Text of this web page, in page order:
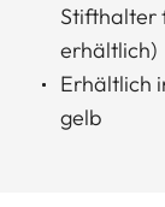
Stifthalter
erhältlich)
Erhältlich
gelb